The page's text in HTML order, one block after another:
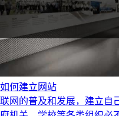
何建立网站
网的普及和发展，建立自